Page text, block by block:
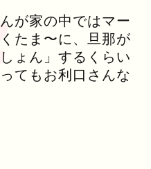
が家の中ではマー
たま〜に、旦那が
ょん」するくらい
てもお利口さんな